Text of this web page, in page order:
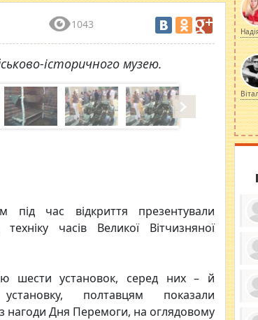
1043
історичного музею.
під час відкриття презентували
техніку часів Великої Вітчизняної
шести установок, серед них – й
полтавцям показали
з нагоди Дня Перемоги, на оглядовому